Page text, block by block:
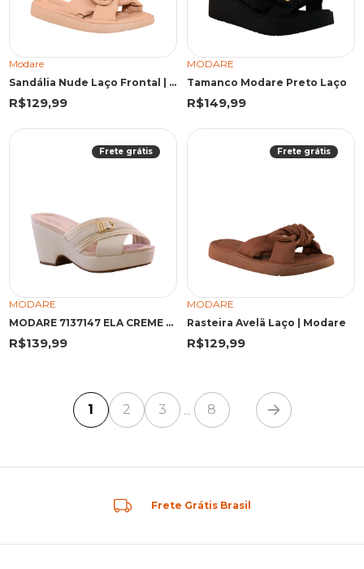
Modare
Sandália Nude Laço Frontal | Modare
R$129,99
MODARE
Tamanco Modare Preto Laço
R$149,99
Frete grátis
MODARE
MODARE 7137147 ELA CREME 40 EMM 7137147 CREME
R$139,99
Frete grátis
MODARE
Rasteira Avelã Laço | Modare
R$129,99
1 2 3 ... 8
Frete Grátis Brasil